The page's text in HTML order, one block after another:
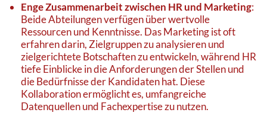
Enge Zusammenarbeit zwischen HR und Marketing:
Beide Abteilungen verfügen über wertvolle
Ressourcen und Kenntnisse. Das Marketing ist oft
erfahren darin, Zielgruppen zu analysieren und
zielgerichtete Botschaften zu entwickeln, während HR
tiefe Einblicke in die Anforderungen der Stellen und
die Bedürfnisse der Kandidaten hat. Diese
Kollaboration ermöglicht es, umfangreiche
Datenquellen und Fachexpertise zu nutzen.